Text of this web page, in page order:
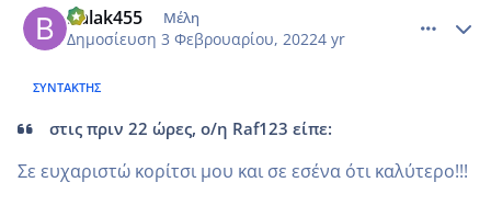
Balak455 Μέλη
Δημοσίευση 3 Φεβρουαρίου, 20224 yr
ΣΥΝΤΆΚΤΗΣ
στις πριν 22 ώρες, ο/η Raf123 είπε:
Σε ευχαριστώ κορίτσι μου και σε εσένα ότι καλύτερο!!!